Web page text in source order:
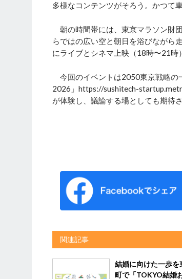
多様なコンテンツがそろう。かつて
朝の時間帯には、東京マラソン財
らではの広い空と朝日を浴びながら
にライブとシネマ上映（18時〜21時
今回のイベントは2050東京戦略の
2026」https://sushitech-
が体験し、議論する場としても期待
関連記事
結婚に向けた一歩
町で「TOKYO結婚